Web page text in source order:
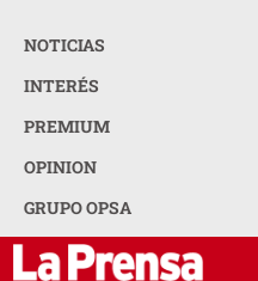
NOTICIAS
INTERÉS
PREMIUM
OPINION
GRUPO OPSA